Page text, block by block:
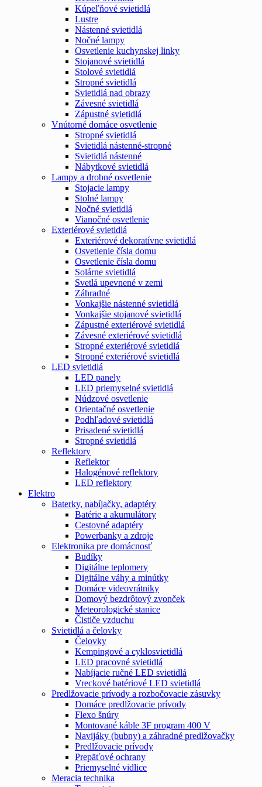
Kúpeľňové svietidlá
Lustre
Nástenné svietidlá
Nočné lampy
Osvetlenie kuchynskej linky
Stojanové svietidlá
Stolové svietidlá
Stropné svietidlá
Svietidlá nad obrazy
Závesné svietidlá
Zápustné svietidlá
Vnútorné domáce osvetlenie
Stropné svietidlá
Svietidlá nástenné-stropné
Svietidlá nástenné
Nábytkové svietidlá
Lampy a drobné osvetlenie
Stojacie lampy
Stolné lampy
Nočné svietidlá
Vianočné osvetlenie
Exteriérové svietidlá
Exteriérové dekoratívne svietidlá
Osvetlenie čísla domu
Osvetlenie čísla domu
Solárne svietidlá
Svetlá upevnené v zemi
Záhradné
Vonkajšie nástenné svietidlá
Vonkajšie stojanové svietidlá
Zápustné exteriérové svietidlá
Závesné exteriérové svietidlá
Stropné exteriérové svietidlá
Stropné exteriérové svietidlá
LED svietidlá
LED panely
LED priemyselné svietidlá
Núdzové osvetlenie
Orientačné osvetlenie
Podhľadové svietidlá
Prisadené svietidlá
Stropné svietidlá
Reflektory
Reflektor
Halogénové reflektory
LED reflektory
Elektro
Baterky, nabíjačky, adaptéry
Batérie a akumulátory
Cestovné adaptéry
Powerbanky a zdroje
Elektronika pre domácnosť
Budíky
Digitálne teplomery
Digitálne váhy a minútky
Domáce videovrátniky
Domový bezdrôtový zvonček
Meteorologické stanice
Čističe vzduchu
Svietidlá a čelovky
Čelovky
Kempingové a cyklosvietidlá
LED pracovné svietidlá
Nabíjacie ručné LED svietidlá
Vreckové batériové LED svietidlá
Predlžovacie prívody a rozbočovacie zásuvky
Domáce predlžovacie prívody
Flexo šnúry
Montované káble 3F program 400 V
Navijáky (bubny) a záhradné predlžovačky
Predlžovacie prívody
Prepäťové ochrany
Priemyselné vidlice
Meracia technika